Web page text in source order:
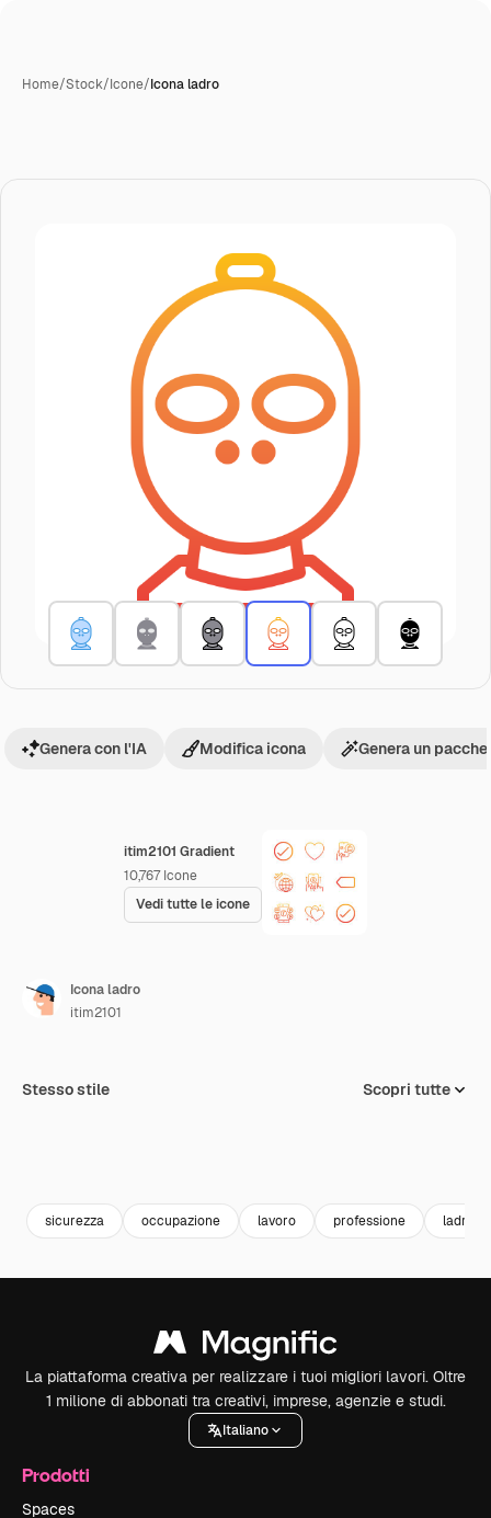
Home/Stock/Icone/Icona ladro
itim2101 Gradient
10,767 Icone
Vedi tutte le icone
Genera con l'IA Modifica icona Genera un
Icona ladro
itim2101
Stesso stile Scopri tutte
sicurezza occupazione lavoro professione ladro
La piattaforma creativa per realizzare i tuoi migliori lavori. Oltre
1 milione di abbonati tra creativi, imprese, agenzie e studi.
Italiano
Prodotti
Spaces